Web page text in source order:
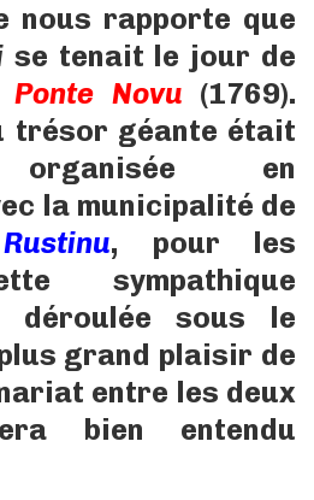
nous rapporte que
se tenait le jour de
Ponte Novu (1769).
trésor géante était
organisée en
la municipalité de
, pour les
sympathique
déroulée sous le
grand plaisir de
entre les deux
bien entendu